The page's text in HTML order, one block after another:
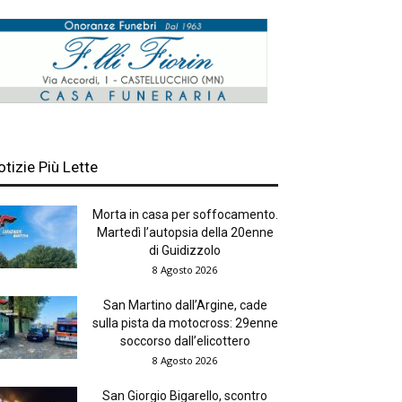
Più Lette
Morta in casa per soffocamento.
Martedì l’autopsia della 20enne
di Guidizzolo
8 Agosto 2026
San Martino dall’Argine, cade
sulla pista da motocross: 29enne
soccorso dall’elicottero
8 Agosto 2026
San Giorgio Bigarello, scontro